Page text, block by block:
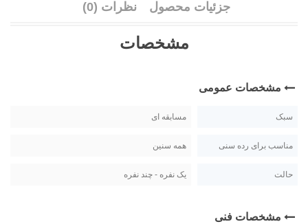
جزئیات محصول نظرات (0)
مشخصات
مشخصات عمومی
سبک مسابقه ای
مناسب برای رده سنی همه سنین
حالت یک نفره - چند نفره
مشخصات فنی